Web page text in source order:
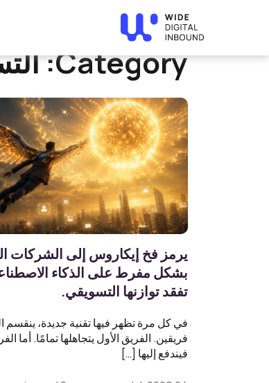
Home
» التسويق عبر وسائل التواصل الاجتماعي
Category:
يرمز فخ إيكاروس إلى الشركات
بشكل مفرط على الذكاء
تفقد توازنها التسويقي.
في كل مرة تظهر فيها تقنية جديدة، ينقسم
فريقين. الفريق الأول يتجاهلها تمامًا. أما
فيندفع إليها […]